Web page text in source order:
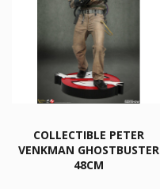
COLLECTIBLE PETER
VENKMAN GHOSTBUSTER
48CM